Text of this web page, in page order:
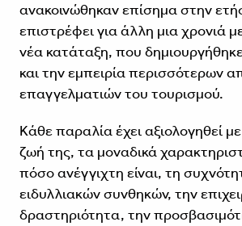
ανακοινώθηκαν επίσημα στην
επιστρέφει για άλλη μια χρονιά
νέα κατάταξη, που
και την εμπειρία περισσότερων
επαγγελματιών του τουρισμού.
Κάθε παραλία έχει αξιολογηθεί
​​ζωή της, τα μοναδικά
πόσο ανέγγιχτη είναι, τη
ειδυλλιακών συνθηκών, την
δραστηριότητα, την